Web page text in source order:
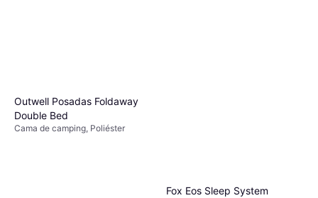
Outwell Posadas Foldaway
Double Bed
Cama de camping, Poliéster
Fox Eos Sleep System